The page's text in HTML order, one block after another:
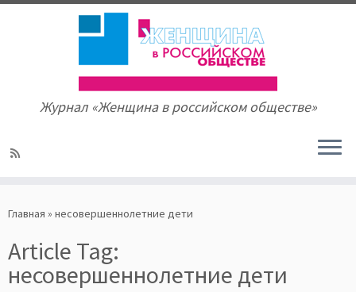
to
Журнал «Женщина в российском обществе»
Главная » несовершеннолетние дети
Article Tag:
несовершеннолетние дети